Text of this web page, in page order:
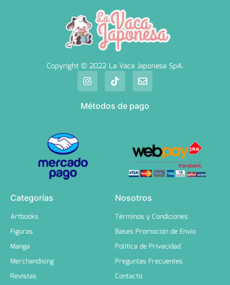
Copyright © 2022 La Vaca Japonesa SpA.
Métodos de pago
Categorías
Artbooks
Figuras
Manga
Merchandising
Revistas
Nosotros
Términos y Condiciones
Bases Promoción de Envío
Política de Privacidad
Preguntas Frecuentes
Contacto